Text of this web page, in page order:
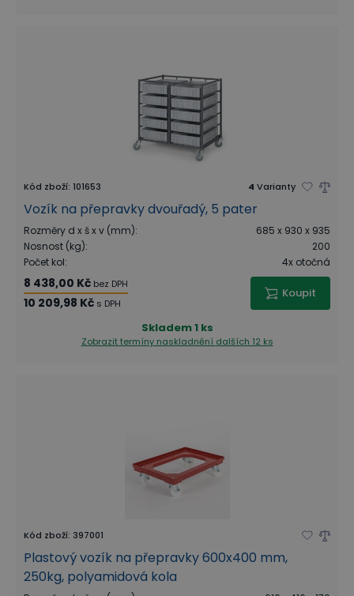
Kód zboží: 101653 4 Varianty
Vozík na přepravky dvouřadý, 5 pater
Rozměry d x š x v (mm):
685 x 930 x 935
Nosnost (kg):
200
Počet kol: 4x otočná
8 438,00 Kč bez DPH
10 209,98 Kč s DPH
Koupit
Skladem1 ks
Zobrazit termíny naskladnění dalších 12 ks
Kód zboží: 397001
Plastový vozík na přepravky 600x400 mm,
250kg, polyamidová kola